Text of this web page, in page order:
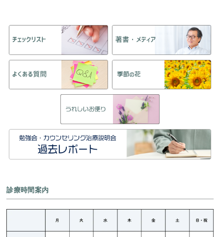
診療時間案内